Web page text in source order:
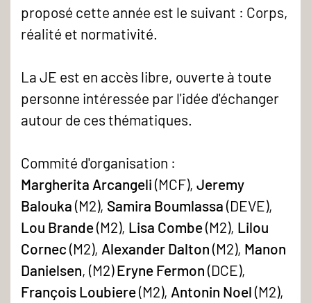
proposé cette année est le suivant : Corps,
réalité et normativité.
La JE est en accès libre, ouverte à toute
personne intéressée par l'idée d'échanger
autour de ces thématiques.
Commité d'organisation :
Margherita Arcangeli (MCF), Jeremy
Balouka (M2), Samira Boumlassa (DEVE),
Lou Brande(M2), Lisa Combe(M2), Lilou
Cornec (M2), Alexander Dalton (M2), Manon
Danielsen, (M2)Eryne Fermon (DCE),
François Loubiere(M2), Antonin Noel (M2),